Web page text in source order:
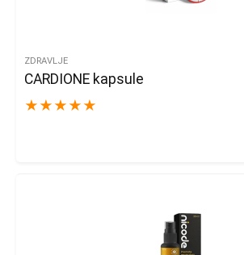
ZDRAVLJE
CARDIONE kapsule
★ ★ ★ ★ ★